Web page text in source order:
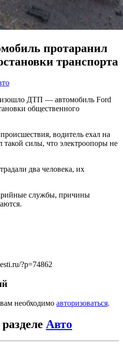
протаранил
транспорта
ДТП — автомобиль Ford
общественного
водитель ехал на
силы, что электроопоры не
два человека, их
службы, причины
?p=74862
необходимо авторизоваться.
Авто